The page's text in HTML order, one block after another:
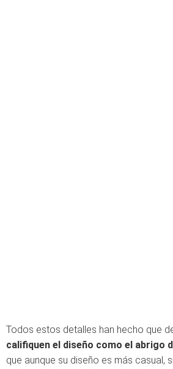
Todos estos detalles han hecho que
califiquen el diseño como el abrigo
que aunque su diseño es más casual,